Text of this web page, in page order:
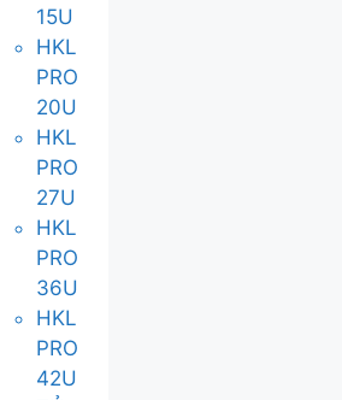
15U
HKL
PRO
20U
HKL
PRO
27U
HKL
PRO
36U
HKL
PRO
42U